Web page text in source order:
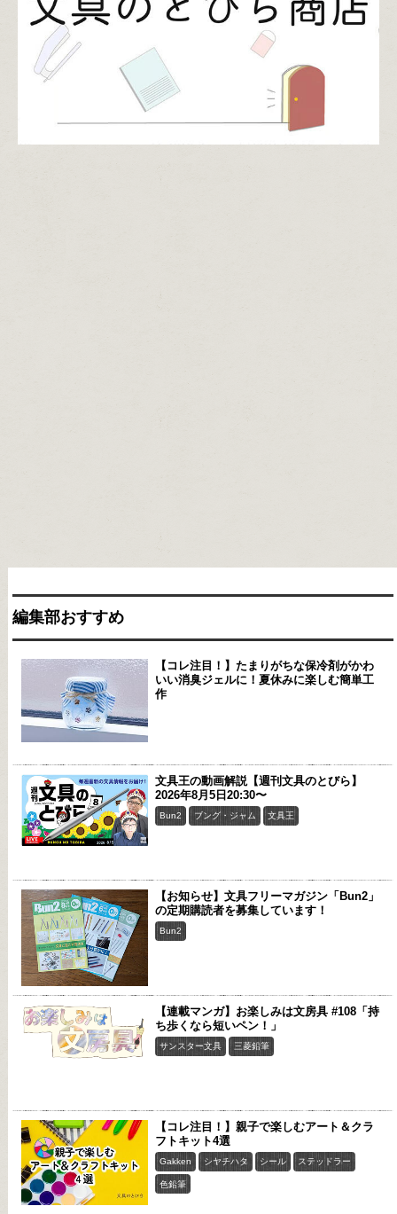
編集部おすすめ
【コレ注目！】たまりがちな保冷剤がかわ
いい消臭ジェルに！夏休みに楽しむ簡単工
作
文具王の動画解説【週刊文具のとびら】
2026年8月5日20:30〜
Bun2 ブング・ジャム 文具王
【お知らせ】文具フリーマガジン「Bun2」
の定期購読者を募集しています！
Bun2
【連載マンガ】お楽しみは文房具 #108「持
ち歩くなら短いペン！」
サンスター文具 三菱鉛筆
【コレ注目！】親子で楽しむアート＆クラ
フトキット4選
Gakken シヤチハタ シール ステッドラー
色鉛筆